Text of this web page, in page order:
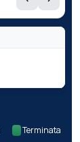
Terminata